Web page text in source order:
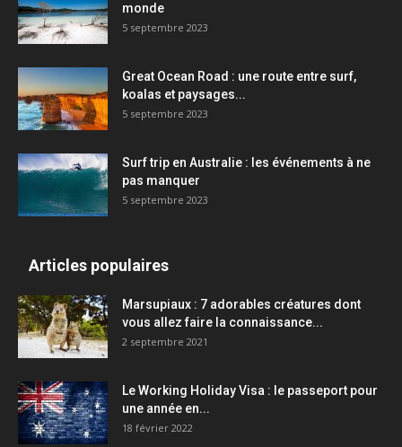
monde
5 septembre 2023
Great Ocean Road : une route entre surf,
koalas et paysages...
5 septembre 2023
Surf trip en Australie : les événements à ne
pas manquer
5 septembre 2023
Articles populaires
Marsupiaux : 7 adorables créatures dont
vous allez faire la connaissance...
2 septembre 2021
Le Working Holiday Visa : le passeport pour
une année en...
18 février 2022